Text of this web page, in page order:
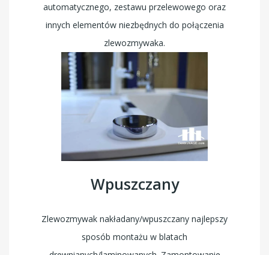
automatycznego, zestawu przelewowego oraz
innych elementów niezbędnych do połączenia
zlewozmywaka.
Wpuszczany
Zlewozmywak nakładany/wpuszczany najlepszy
sposób montażu w blatach